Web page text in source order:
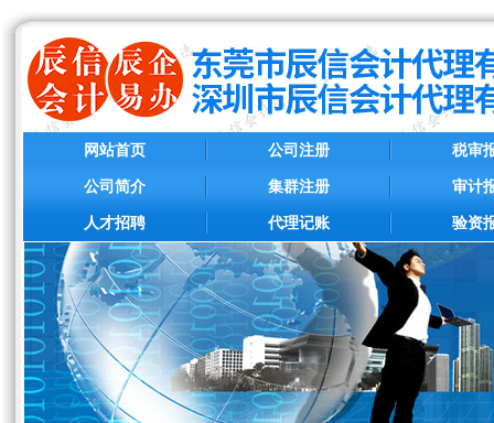
网站首页
公司简介
人才招聘
公司注册
集群注册
代理记账
税审
审计
验资